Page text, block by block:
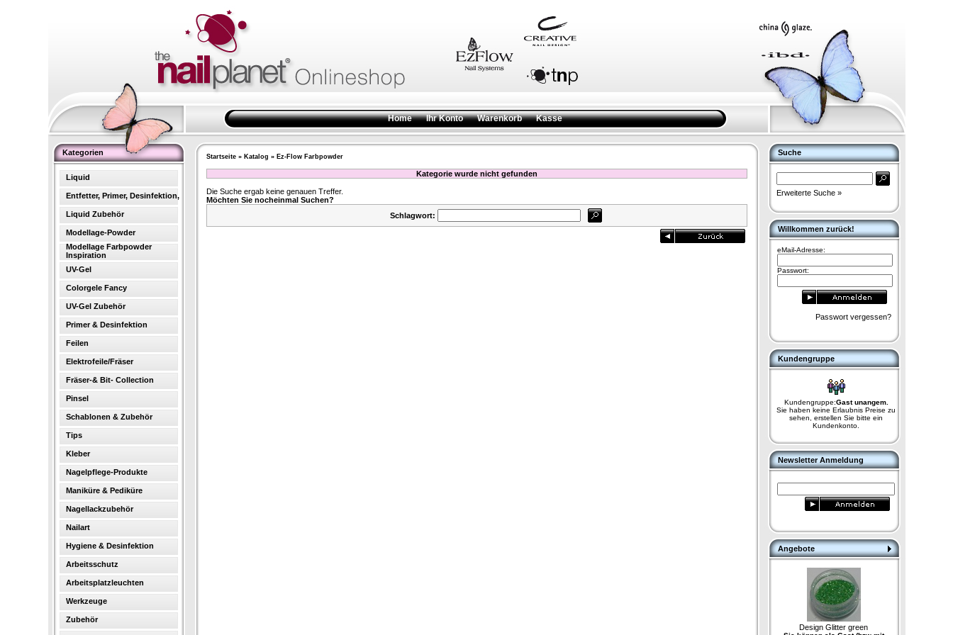
Home Ihr Konto Warenkorb Kasse
Kategorien
Liquid
Entfetter, Primer, Desinfektion,
Liquid Zubehör
Modellage-Powder
Modellage Farbpowder
Inspiration
UV-Gel
Colorgele Fancy
UV-Gel Zubehör
Primer & Desinfektion
Feilen
Elektrofeile/Fräser
Fräser-& Bit- Collection
Pinsel
Schablonen & Zubehör
Tips
Kleber
Nagelpflege-Produkte
Maniküre & Pediküre
Nagellackzubehör
Nailart
Hygiene & Desinfektion
Arbeitsschutz
Arbeitsplatzleuchten
Werkzeuge
Zubehör
Startseite» Katalog » Ez-Flow Farbpowder
Kategorie wurde nicht gefunden
Die Suche ergab keine genauen Treffer.
Möchten Sie nocheinmal Suchen?
Schlagwort:
Suche
Erweiterte Suche »
Willkommen zurück!
eMail-Adresse:
Passwort:
Passwort vergessen?
Kundengruppe
Kundengruppe:Gast unangem.
Sie haben keine Erlaubnis Preise zu
sehen, erstellen Sie bitte ein
Kundenkonto.
Newsletter Anmeldung
Angebote
Design Glitter green